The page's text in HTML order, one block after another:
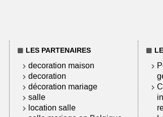
LES PARTENAIRES
decoration maison
decoration
décoration mariage
salle
location salle